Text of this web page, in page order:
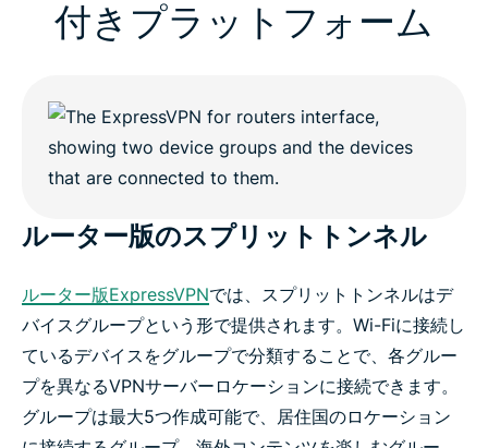
付きプラットフォーム
ルーター版のスプリットトンネル
ルーター版ExpressVPNでは、スプリットトンネルはデ
バイスグループという形で提供されます。Wi-Fiに接続し
ているデバイスをグループで分類することで、各グルー
プを異なるVPNサーバーロケーションに接続できます。
グループは最大5つ作成可能で、居住国のロケーション